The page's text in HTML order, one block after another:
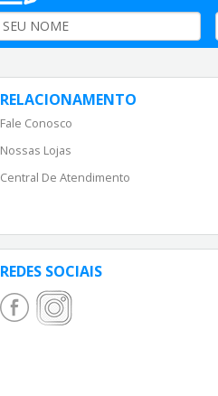
RELACIONAMENTO
Fale Conosco
Nossas Lojas
Central De Atendimento
REDES SOCIAIS